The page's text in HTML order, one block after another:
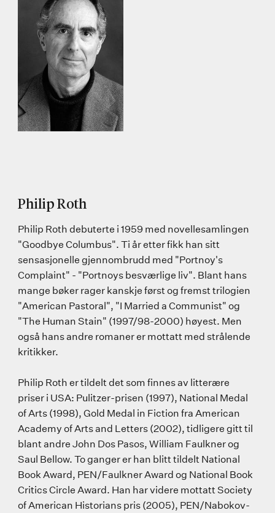
Philip Roth
Philip Roth debuterte i 1959 med novellesamlingen
"Goodbye Columbus". Ti år etter fikk han sitt
sensasjonelle gjennombrudd med "Portnoy's
Complaint" - "Portnoys besværlige liv". Blant hans
mange bøker rager kanskje først og fremst trilogien
"American Pastoral", "I Married a Communist" og
"The Human Stain" (1997/98-2000) høyest. Men
også hans andre romaner er mottatt med strålende
kritikker.
Philip Roth er tildelt det som finnes av litterære
priser i USA: Pulitzer-prisen (1997), National Medal
of Arts (1998), Gold Medal in Fiction fra American
Academy of Arts and Letters (2002), tidligere gitt til
blant andre John Dos Pasos, William Faulkner og
Saul Bellow. To ganger er han blitt tildelt National
Book Award, PEN/Faulkner Award og National Book
Critics Circle Award. Han har videre mottatt Society
of American Historians pris (2005), PEN/Nabokov-